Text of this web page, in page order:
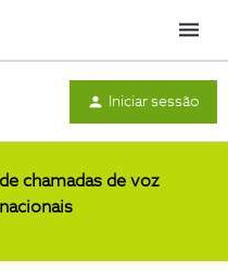
Menu
Iniciar sessão
chamadas de voz